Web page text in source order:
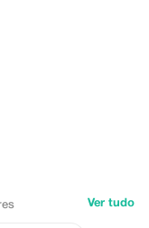
Ver tudo